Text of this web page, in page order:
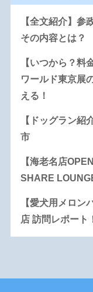
【全文紹介】参
その内容とは？
【いつから？料
ワールド東京展
える！
【ドッグラン紹
市
【海老名店
SHARE
【愛犬用メロン
店 訪問レポート